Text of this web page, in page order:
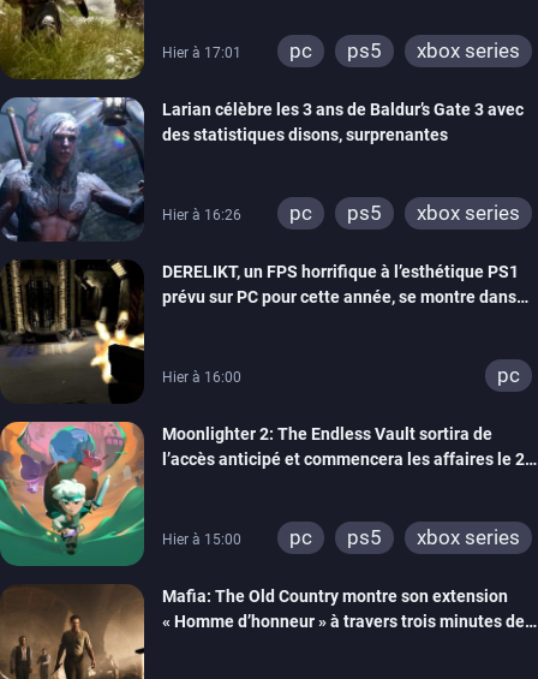
Hier à 17:01 pc ps5 xbox series
Larian célèbre les 3 ans de Baldur’s Gate 3 avec
des statistiques disons, surprenantes
Hier à 16:26 pc ps5 xbox series
DERELIKT, un FPS horrifique à l’esthétique PS1
prévu sur PC pour cette année, se montre dans
Hier à 16:00 pc
Moonlighter 2: The Endless Vault sortira de
l’accès anticipé et commencera les affaires le 2
Hier à 15:00 pc ps5 xbox series
Mafia: The Old Country montre son extension
« Homme d’honneur » à travers trois minutes de